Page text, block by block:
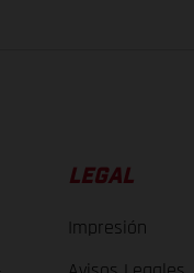
LEGAL
Impresión